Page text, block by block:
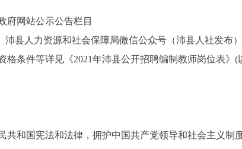
府网站公示公告栏目
、沛县人力资源和社会保障局微信公众号（沛县人社发布
条件等详见《2021年沛县公开招聘编制教师岗位表》(
共和国宪法和法律，拥护中国共产党领导和社会主义制